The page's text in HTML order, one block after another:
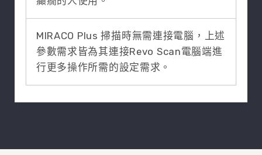
MIRACO Plus 掃描時無需連接電腦，上述
參數需求皆為其連接Revo Scan電腦端進
行更多操作所需的設定需求。